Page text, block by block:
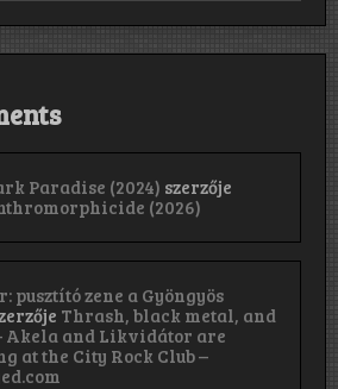
Paradise (2024) szerzője
(2026)
pusztító zene a Gyöngyös
Thrash, black metal, and
Akela and Likvidátor are
at the City Rock Club –